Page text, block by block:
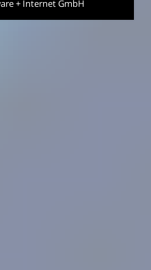
+ Internet GmbH